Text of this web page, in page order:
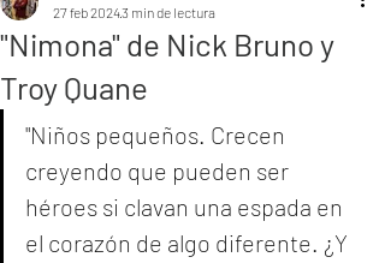
"Nimona" de Nick Bruno y
Troy Quane
27 feb 20243 min de lectura
"Niños pequeños. Crecen
creyendo que pueden ser
héroes si clavan una espada en
el corazón de algo diferente. ¿Y